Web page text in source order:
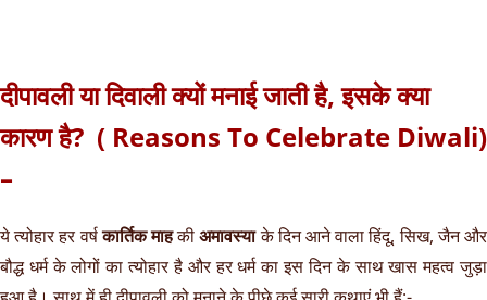
दीपावली या दिवाली क्यों मनाई जाती है, इसके क्या
कारण है? ( Reasons To Celebrate Diwali)
–
ये त्योहार हर वर्षकार्तिक माहकीअमावस्याके दिन आने वाला हिंदू, सिख, जैन और
बौद्ध धर्म के लोगों का त्योहार है और हर धर्म का इस दिन के साथ खास महत्व जुड़ा